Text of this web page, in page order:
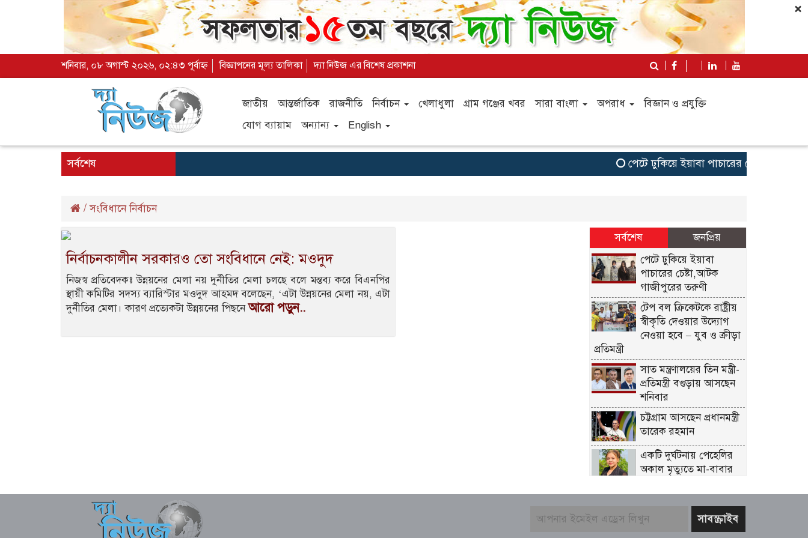
×
শনিবার, ০৮ অগাস্ট ২০২৬, ০২:৪৩ পূর্বাহ্ন বিজ্ঞাপনের মূল্য তালিকা দ্যা নিউজ এর বিশেষ প্রকাশনা
জাতীয় আন্তর্জাতিক রাজনীতি নির্বাচন খেলাধুলা গ্রাম গঞ্জের খবর সারা বাংলা অপরাধ
বিজ্ঞান ও প্রযুক্তি
যোগ ব্যায়াম
অন্যান্য English
সর্বশেষ পেটে ঢুকিয়ে ইয়াবা পাচারের চেষ্টা,আটক
/সংবিধানে নির্বাচন
নির্বাচনকালীন সরকারও তো সংবিধানে নেই: মওদুদ
নিজস্ব প্রতিবেদকঃ উন্নয়নের মেলা নয় দুর্নীতির মেলা চলছে বলে মন্তব্য করে বিএনপির
স্থায়ী কমিটির সদস্য ব্যারিস্টার মওদুদ আহমদ বলেছেন, ‘এটা উন্নয়নের মেলা নয়, এটা
দুর্নীতির মেলা। কারণ প্রত্যেকটা উন্নয়নের পিছনেআরো পড়ুন..
সর্বশেষ
জনপ্রিয়
পেটে ঢুকিয়ে ইয়াবা
পাচারের চেষ্টা,আটক
গাজীপুরের তরুণী
টেপ বল ক্রিকেটকে রাষ্ট্রীয়
স্বীকৃতি দেওয়ার উদ্যোগ
নেওয়া হবে – যুব ও ক্রীড়া
প্রতিমন্ত্রী
সাত মন্ত্রণালয়ের তিন মন্ত্রী-
প্রতিমন্ত্রী বগুড়ায় আসছেন
শনিবার
চট্টগ্রাম আসছেন প্রধানমন্ত্রী
তারেক রহমান
একটি দুর্ঘটনায় পেহেলির
অকাল মৃত্যুতে মা-বাবার
জুলাই আন্দোলনের
ত্যাগকে চূড়ান্ত পর্যায়ে নিয়ে
যেতে হবে – তথ্যমন্ত্রী